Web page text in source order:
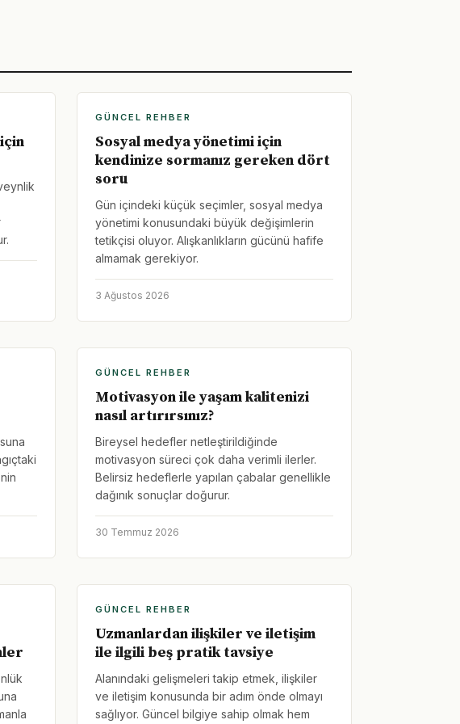
GÜNCEL REHBER
Sosyal medya yönetimi için
kendinize sormanız gereken dört
soru
Gün içindeki küçük seçimler, sosyal medya
yönetimi konusundaki büyük değişimlerin
tetikçisi oluyor. Alışkanlıkların gücünü hafife
almamak gerekiyor.
3 Ağustos 2026
GÜNCEL REHBER
Motivasyon ile yaşam kalitenizi
nasıl artırırsınız?
Bireysel hedefler netleştirildiğinde
motivasyon süreci çok daha verimli ilerler.
Belirsiz hedeflerle yapılan çabalar genellikle
dağınık sonuçlar doğurur.
30 Temmuz 2026
GÜNCEL REHBER
Uzmanlardan ilişkiler ve iletişim
ile ilgili beş pratik tavsiye
Alanındaki gelişmeleri takip etmek, ilişkiler
ve iletişim konusunda bir adım önde olmayı
sağlıyor. Güncel bilgiye sahip olmak hem